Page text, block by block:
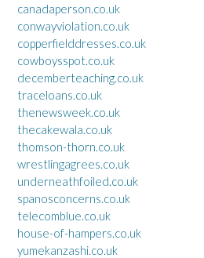
canadaperson.co.uk
conwayviolation.co.uk
copperfielddresses.co.uk
cowboysspot.co.uk
decemberteaching.co.uk
traceloans.co.uk
thenewsweek.co.uk
thecakewala.co.uk
thomson-thorn.co.uk
wrestlingagrees.co.uk
underneathfoiled.co.uk
spanosconcerns.co.uk
telecomblue.co.uk
house-of-hampers.co.uk
yumekanzashi.co.uk